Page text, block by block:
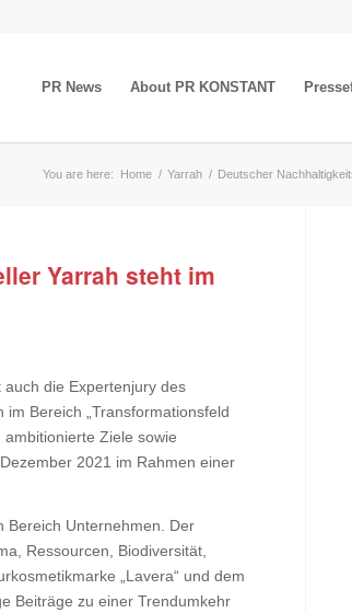
PR News About PR KONSTANT
You are here: Home / Yarrah / Deutscher
Yarrah steht im
die Expertenjury des
Bereich „Transformationsfeld
Ziele sowie
2021 im Rahmen einer
Bereich Unternehmen. Der
Ressourcen, Biodiversität,
„Lavera“ und dem
Beiträge zu einer Trendumkehr